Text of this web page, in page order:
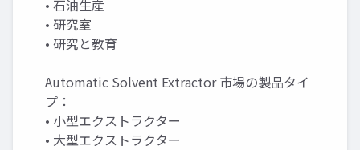
• 石油生産
• 研究室
• 研究と教育
Automatic Solvent Extractor 市場の製品タイ
プ：
• 小型エクストラクター
• 大型エクストラクター